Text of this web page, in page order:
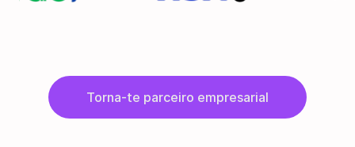
Torna-te parceiro empresarial